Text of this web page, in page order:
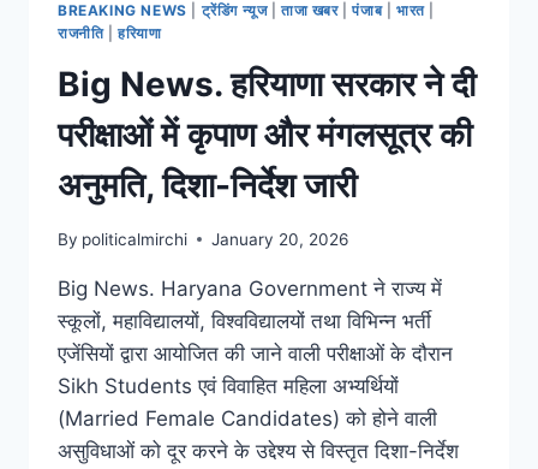
BREAKING NEWS ट्रेंडिंग न्यूज|ताजा खबर|पंजाब|भारत|
राजनीति|हरियाणा
Big News. हरियाणा सरकार ने दी
परीक्षाओं में कृपाण और मंगलसूत्र की
अनुमति, दिशा-निर्देश जारी
By politicalmirchi January 20, 2026
Big News. Haryana Government ने राज्य में
स्कूलों, महाविद्यालयों, विश्वविद्यालयों तथा विभिन्न भर्ती
एजेंसियों द्वारा आयोजित की जाने वाली परीक्षाओं के दौरान
Sikh Students एवं विवाहित महिला अभ्यर्थियों
(Married Female Candidates) को होने वाली
असुविधाओं को दूर करने के उद्देश्य से विस्तृत दिशा-निर्देश